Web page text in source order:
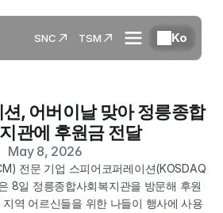
, 어버이날 맞아 정릉종합
관에 후원금 전달
May 8, 2026
전문 기업 스피어코퍼레이션(KOSDAQ
8일 정릉종합사회복지관을 방문해 후원
역 어르신들을 위한 나들이 행사에 사용
SNC TSM Ko